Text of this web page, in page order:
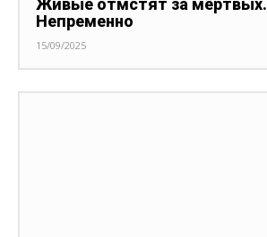
Непременно
15/09/2025